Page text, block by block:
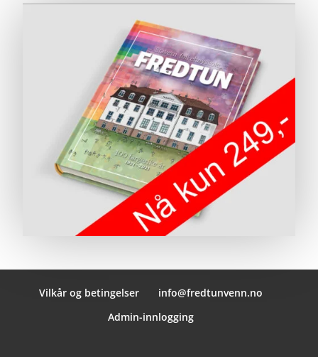
Vilkår og betingelser
info@fredtunvenn.no
Admin-innlogging